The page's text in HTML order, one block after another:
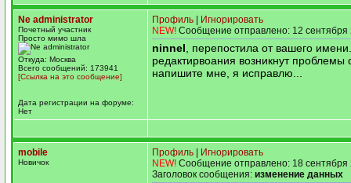
Ne administrator
Почетный участник
Просто мимо шла
Откуда: Москва
Всего сообщений: 173941
[Ссылка на это сообщение]
Дата регистрации на форуме:
Нет
Профиль
Игнорировать
NEW! Сообщение отправлено: 12 сентября
ninnel , перепостила от вашего
редактирвоания возникнут проблемы
напишите мне, я исправлю...
mobile
Новичок
Профиль
Игнорировать
NEW! Сообщение отправлено: 18 сентября
Заголовок сообщения: изменение данных